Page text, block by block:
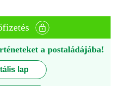
a postaládájába!
lap